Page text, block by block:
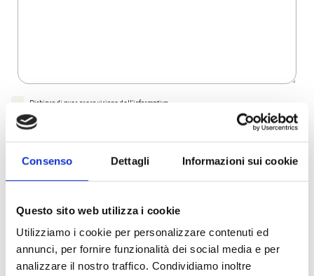
Consenso Dettagli Informazioni sui cookie
Questo sito web utilizza i cookie
Utilizziamo i cookie per personalizzare contenuti ed
annunci, per fornire funzionalità dei social media e per
analizzare il nostro traffico. Condividiamo inoltre
Dichiaro di aver preso visione dell'informativa
Desidero iscrivermi alla newsletter e
autorizzo al trattamento dei miei dati personali.
Invia richiesta
Specifiche Tecniche